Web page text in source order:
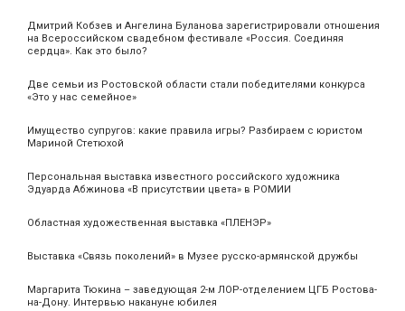
Дмитрий Кобзев и Ангелина Буланова зарегистрировали отношения
на Всероссийском свадебном фестивале «Россия. Соединяя
сердца». Как это было?
Две семьи из Ростовской области стали победителями конкурса
«Это у нас семейное»
Имущество супругов: какие правила игры? Разбираем с юристом
Мариной Стетюхой
Персональная выставка известного российского художника
Эдуарда Абжинова «В присутствии цвета» в РОМИИ
Областная художественная выставка «ПЛЕНЭР»
Выставка «Связь поколений» в Музее русско-армянской дружбы
Маргарита Тюкина – заведующая 2-м ЛОР-отделением ЦГБ Ростова-
на-Дону. Интервью накануне юбилея